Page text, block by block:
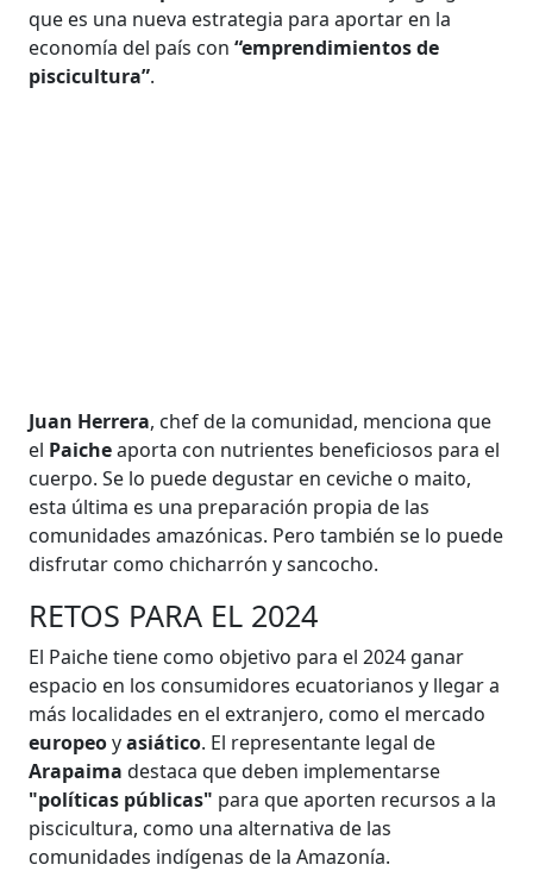
que es una nueva estrategia para aportar en la
economía del país con“emprendimientos de
piscicultura”.
Juan Herrera, chef de la comunidad, menciona que
el Paicheaporta con nutrientes beneficiosos para el
cuerpo. Se lo puede degustar en ceviche o maito,
esta última es una preparación propia de las
comunidades amazónicas. Pero también se lo puede
disfrutar como chicharrón y sancocho.
RETOS PARA EL 2024
El Paiche tiene como objetivo para el 2024 ganar
espacio en los consumidores ecuatorianos y llegar a
más localidades en el extranjero, como el mercado
europeoyasiático. El representante legal de
Arapaima destaca que deben implementarse
"políticas públicas" para que aporten recursos a la
piscicultura, como una alternativa de las
comunidades indígenas de la Amazonía.